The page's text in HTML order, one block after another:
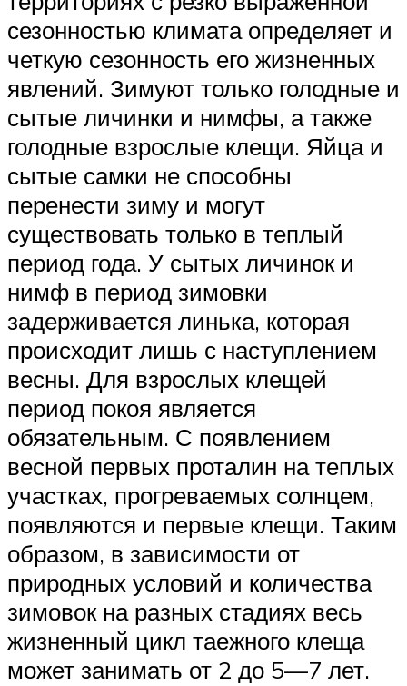
сезонностью климата определяет и
четкую сезонность его жизненных
явлений. Зимуют только голодные и
сытые личинки и нимфы, а также
голодные взрослые клещи. Яйца и
сытые самки не способны
перенести зиму и могут
существовать только в теплый
период года. У сытых личинок и
нимф в период зимовки
задерживается линька, которая
происходит лишь с наступлением
весны. Для взрослых клещей
период покоя является
обязательным. С появлением
весной первых проталин на теплых
участках, прогреваемых солнцем,
появляются и первые клещи. Таким
образом, в зависимости от
природных условий и количества
зимовок на разных стадиях весь
жизненный цикл таежного клеща
может занимать от 2 до 5—7 лет.